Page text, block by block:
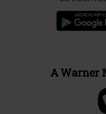
A Warner